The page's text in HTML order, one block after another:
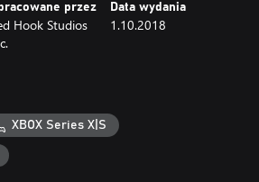
rodem
grywalnych klas postaci, takich jak
rany i wygłosić inspirujące przemowy!
znerwicowanym bohaterem
aby zapanować nad ich
z gier RPG w stylu roguelike, takie
proceduralne generowanie podziemi i
przez
Hook Studios
Data wydania
1.10.2018
XBOX Series X|S